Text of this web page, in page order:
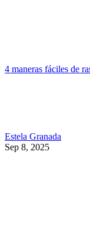
4 maneras fáciles de
Estela Granada
Sep 8, 2025